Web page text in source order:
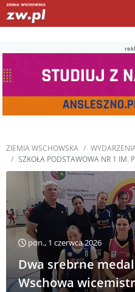
ZIEMIA WSCHOWSKA
SZKOŁA PODSTAWOWA NR 1 IM.
pon., 1 czerwca 2026
Dwa srebrne
Wschowa